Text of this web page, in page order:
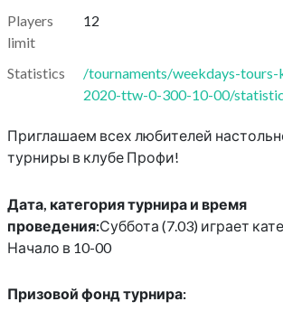
Players
limit
12
Statistics
/tournaments/weekdays-
2020-ttw-0-300-10-00/
Приглашаем всех любителей
турниры в клубе Профи!
Дата, категория турнира и время
проведения:Суббота (7.03) играет
Начало в 10-00
Призовой фонд турнира: